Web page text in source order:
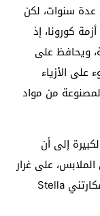
عدة سنوات، لكن
كورونا، إذ
ويحافظ على
على الأزياء
من مواد
إلى أن
على غرار
غابريلا هاريست Gabriela Hearst، وستيلا مكارتني Stella